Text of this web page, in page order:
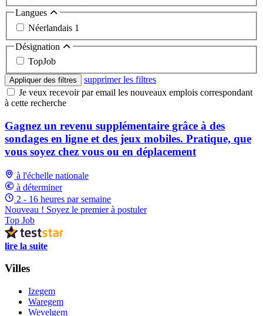
Langues
Néerlandais 1
Désignation
TopJob
Appliquer des filtres
supprimer les filtres
Je veux recevoir par email les nouveaux emplois correspondant
à cette recherche
Gagnez un revenu supplémentaire grâce à des
sondages en ligne et des jeux mobiles. Pratique, que
vous soyez chez vous ou en déplacement
à l'échelle nationale
à déterminer
2 - 16 heures par semaine
Nouveau ! Soyez le premier à postuler
Top Job
lire la suite
Villes
Izegem
Waregem
Wevelgem